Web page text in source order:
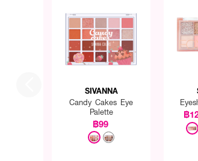
SIVANNA
Candy Cakes Eye
Palette
฿99
฿